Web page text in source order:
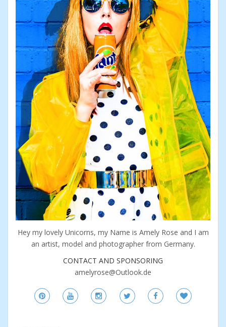
Hey my lovely Unicorns, my Name is Amely Rose and I am
an artist, model and photographer from Germany.
CONTACT AND SPONSORING
amelyrose@Outlook.de